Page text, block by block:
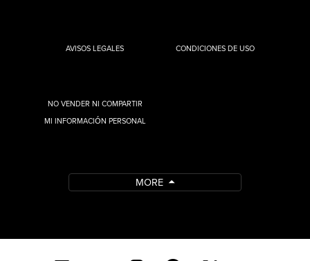
AVISOS LEGALES CONDICIONES DE USO
NO VENDER NI COMPARTIR
MI INFORMACIÓN PERSONAL
MORE